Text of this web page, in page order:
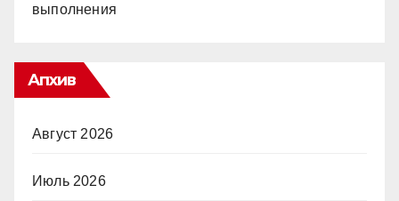
выполнения
Апхив
Август 2026
Июль 2026